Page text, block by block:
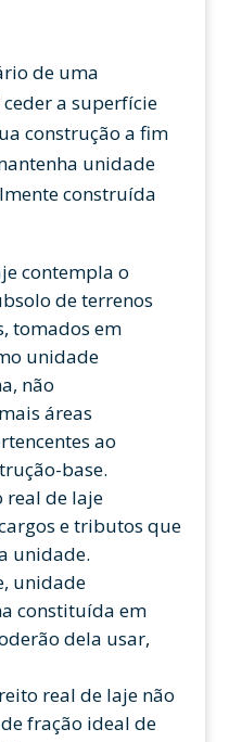
de uma
a superfície
construção a fim
unidade
construída
contempla o
de terrenos
tomados em
unidade
não
áreas
ao
base.
de laje
e tributos que
unidade.
unidade
constituída em
dela usar,
real de laje não
fração ideal de